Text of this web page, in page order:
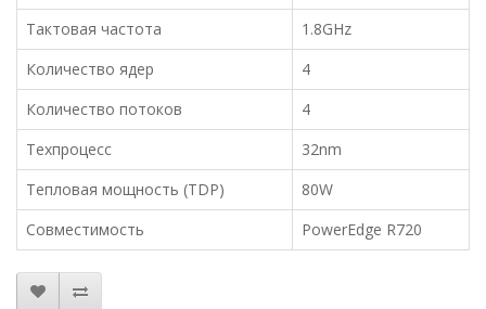
Тактовая частота
1.8GHz
Количество ядер
4
Количество потоков
4
Техпроцесс
32nm
Тепловая мощность (TDP)
80W
Совместимость
PowerEdge R720